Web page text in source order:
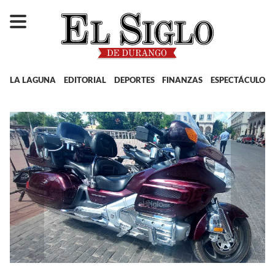
LA LAGUNA EDITORIAL DEPORTES FINANZAS ESPECTÁCULOS